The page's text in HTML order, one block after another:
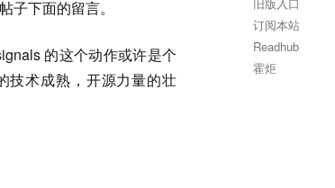
子下面的留言。
的这个动作或许是个
技术成熟，开源力量的壮
订阅本站
Readhub
霍炬